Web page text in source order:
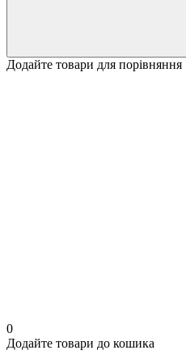
Додайте товари для порівняння
0
Додайте товари до кошика